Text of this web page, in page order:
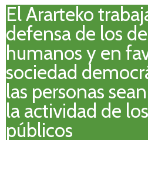
El Ararteko
defensa de los
humanos y en
sociedad
las personas
la actividad de
públicos